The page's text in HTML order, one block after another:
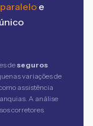
e
de seguros
variações de
assistência
A análise
corretores